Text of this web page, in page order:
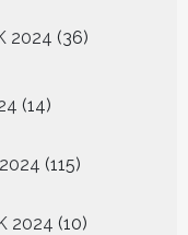
2024 36
producten
1414
115115
2024 1010